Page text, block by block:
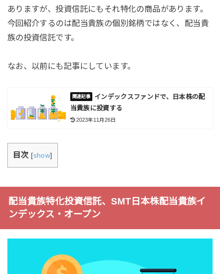
ありますが、投資信託にもそれ特化の商品があります。
今回紹介するのは配当貴族の個別銘柄ではなく、配当貴
族の投資信託です。
なお、以前にも記事にしています。
インデックスファンドで、日本株の配
当貴族に投資する
2023年11月26日
目次 [show]
配当貴族特化投資信託、SMT日本株配当貴族イ
ンデックス・オープン